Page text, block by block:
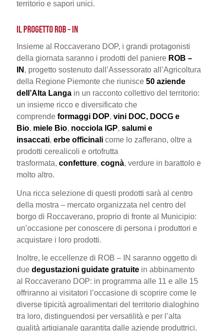
territorio e sapori unici.
IL PROGETTO ROB – IN
Insieme al Roccaverano DOP, i grandi protagonisti
della giornata saranno i prodotti del paniere ROB –
IN , progetto sostenuto dall’Assessorato all’Agricoltura
della Regione Piemonte che riunisce 50 aziende
dell’Alta Langain un racconto collettivo del territorio:
un insieme ricco e diversificato che
comprende formaggi DOP, vini DOC, DOCG e
Bio, miele Bio, nocciola IGP, salumi e
insaccati, erbe officinalicome lo zafferano, oltre a
prodotti cerealicoli e ortofrutta
trasformata, confetture, cognà, verdure in barattolo e
molto altro.
Una ricca selezione di questi prodotti sarà al centro
della mostra – mercato organizzata nel centro del
borgo di Roccaverano, proprio di fronte al Municipio:
un’occasione per conoscere di persona i produttori e
acquistare i loro prodotti.
Inoltre, le eccellenze di ROB – IN saranno oggetto di
due degustazioni guidate gratuitein abbinamento
al Roccaverano DOP: in programma alle 11 e alle 15
offriranno ai visitatori l’occasione di scoprire come le
diverse tipicità agroalimentari del territorio dialoghino
tra loro, distinguendosi per versatilità e per l’alta
qualità artigianale garantita dalle aziende produttrici.